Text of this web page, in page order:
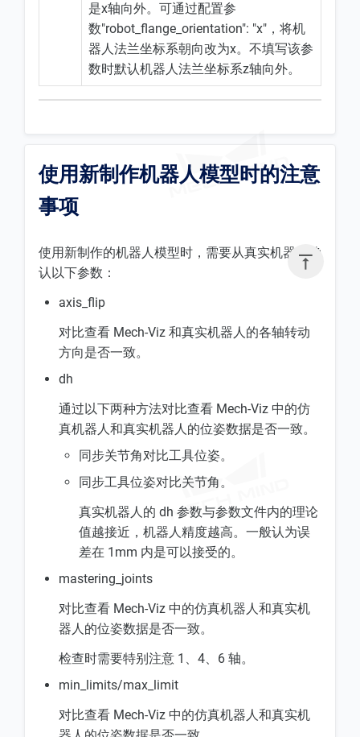

是x轴向外。可通过配置参
数"robot_flange_orientation": "x"，将机
器人法兰坐标系朝向改为x。不填写该参
数时默认机器人法兰坐标系z轴向外。
使用新制作机器人模型时的注意
事项
使用新制作的机器人模型时，需要从真实机器人确
认以下参数：
axis_flip
对比查看 Mech-Viz 和真实机器人的各轴转动
方向是否一致。
dh
通过以下两种方法对比查看 Mech-Viz 中的仿
真机器人和真实机器人的位姿数据是否一致。
同步关节角对比工具位姿。
同步工具位姿对比关节角。
真实机器人的 dh 参数与参数文件内的理论
值越接近，机器人精度越高。一般认为误
差在 1mm 内是可以接受的。
mastering_joints
对比查看 Mech-Viz 中的仿真机器人和真实机
器人的位姿数据是否一致。
检查时需要特别注意 1、4、6 轴。
min_limits/max_limit
对比查看 Mech-Viz 中的仿真机器人和真实机